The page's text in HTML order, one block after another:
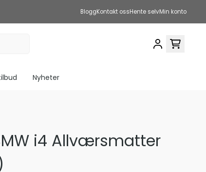
BloggKontakt ossHente selvMin konto
Nyheter
i4 Allværsmatter